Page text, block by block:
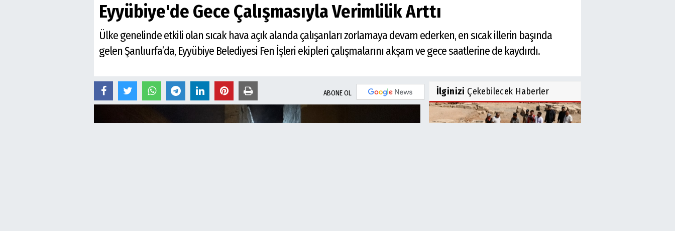
Eyyübiye'de Gece Çalışmasıyla Verimlilik Arttı
Ülke genelinde etkili olan sıcak hava açık alanda çalışanları zorlamaya devam ederken, en sıcak illerin başında
gelen Şanlıurfa’da, Eyyübiye Belediyesi Fen İşleri ekipleri çalışmalarını akşam ve gece saatlerine de kaydırdı.
ABONE OL İlginizi Çekebilecek Haberler